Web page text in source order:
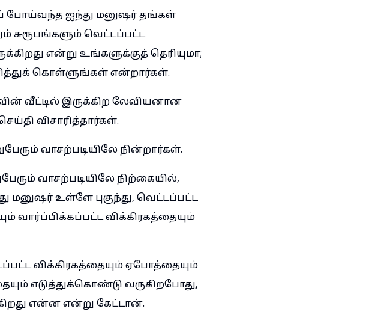
போய்வந்த ஐந்து மனுஷர் தங்கள்
சுரூபங்களும் வெட்டப்பட்ட
என்று உங்களுக்குத் தெரியுமா;
கொள்ளுங்கள் என்றார்கள்.
வீட்டில் இருக்கிற லேவியனான
விசாரித்தார்கள்.
வாசற்படியிலே நின்றார்கள்.
வாசற்படியிலே நிற்கையில்,
உள்ளே புகுந்து, வெட்டப்பட்ட
வார்ப்பிக்கப்பட்ட விக்கிரகத்தையும்
விக்கிரகத்தையும் ஏபோத்தையும்
எடுத்துக்கொண்டு வருகிறபோது,
என்ன என்று கேட்டான்.